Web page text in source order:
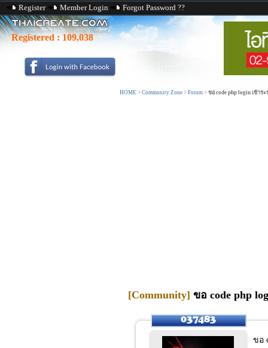
Register Member Login Forgot Password ??
Registered : 109,038
HOME > Community Zone > Forum > ขอ code php login เข้าร
[Community] ขอ code php
ขอ